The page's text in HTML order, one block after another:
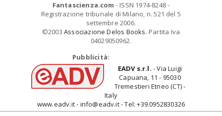
Fantascienza.com - ISSN 1974-8248 -
Registrazione tribunale di Milano, n. 521 del 5
settembre 2006.
©2003 Associazione Delos Books. Partita Iva
04029050962.
Pubblicità:
EADV s.r.l. - Via Luigi
Capuana, 11 - 95030
Tremestieri Etneo (CT) -
Italy
www.eadv.it - info@eadv.it - Tel: +39.0952830326